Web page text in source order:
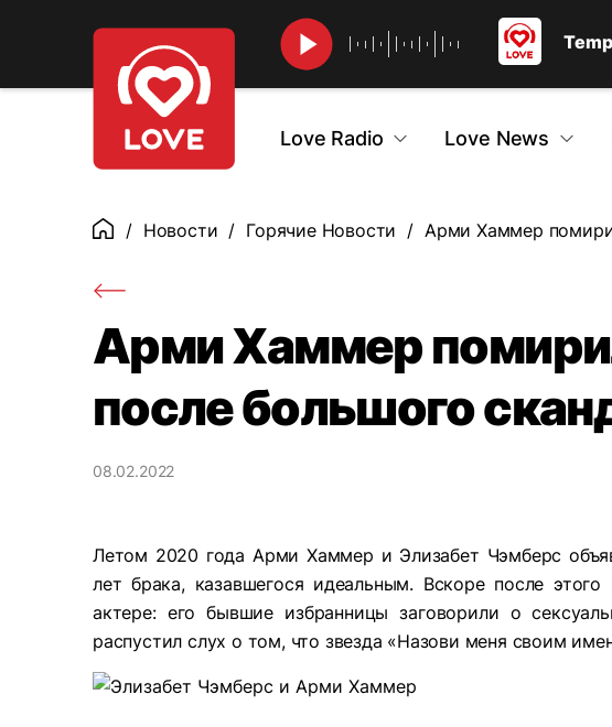
Love Radio Love News
ГлавнаяНовости Горячие Новости Арми Хаммер
Арми Хаммер
после большого
08.02.2022
Летом 2020 года Арми Хаммер и Элизабет Чэмберс
лет брака, казавшегося идеальным. Вскоре после
актере: его бывшие избранницы заговорили о
распустил слух о том, что звезда «Назови меня своим